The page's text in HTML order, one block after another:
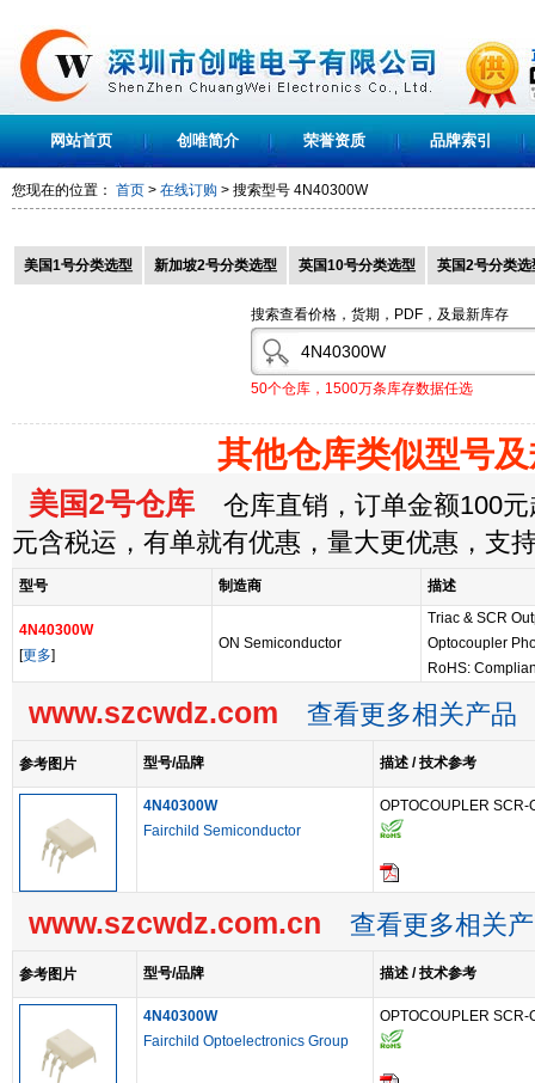
网站首页 创唯简介 荣誉资质 品牌索引
您现在的位置： 首页 > 在线订购 > 搜索型号 4N40300W
美国1号分类选型 新加坡2号分类选型 英国10号分类选型 英国2号分类选
搜索查看价格，货期，PDF，及最新库存
50个仓库，1500万条库存数据任选
其他仓库类似型号
美国2号仓库 仓库直销，订单金额100元
元含税运，有单就有优惠，量大更优惠，支
型号 制造商 描述
4N40300W
[更多]
ON Semiconductor
Triac & SCR
Optocoupler
RoHS:
www.szcwdz.com 查看更多相关产品
参考图片 型号/品牌 描述 / 技术参考
4N40300W
Fairchild Semiconductor
OPTOCOUPLER SCR-
www.szcwdz.com.cn 查看更多相关
参考图片 型号/品牌 描述 / 技术参考
4N40300W
Fairchild Optoelectronics Group
OPTOCOUPLER SCR-